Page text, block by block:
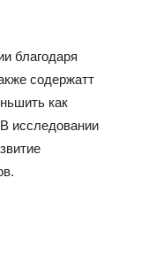
благодаря
содержатт
как
исследовании